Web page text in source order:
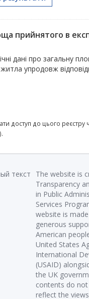
прийнятого в
дані про загальну
упродовж
доступ до цього реєстру
).
The website is
Transparency
in Public
Services
website is
generous
American
United States
International
(USAID)
the UK
contents do
reflect the